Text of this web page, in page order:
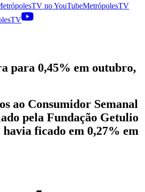
noYouTubeMetrópolesTV
para 0,45% em outubro,
ao Consumidor Semanal
pela Fundação Getulio
ficado em 0,27% em